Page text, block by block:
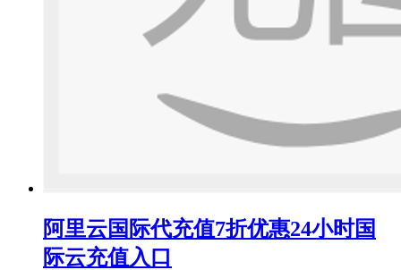
阿里云国际代充值7折优惠24小时国
际云充值入口